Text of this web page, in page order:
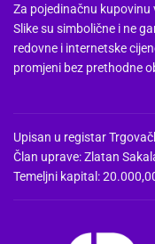
Za pojedinačnu kupovinu
Slike su simbolične i ne
redovne i internetske
promjeni bez prethodne
Upisan u registar
Član uprave: Zlatan
Temeljni kapital: